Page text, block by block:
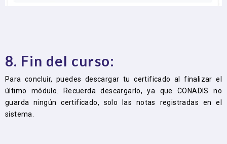
8. Fin del curso:
Para concluir, puedes descargar tu certificado al finalizar el
último módulo. Recuerda descargarlo, ya que CONADIS no
guarda ningún certificado, solo las notas registradas en el
sistema.